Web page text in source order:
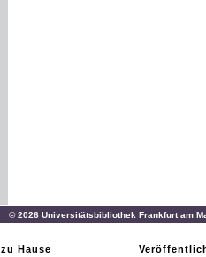
© 2026 Universitätsbibliothek Frankfurt am
Hause